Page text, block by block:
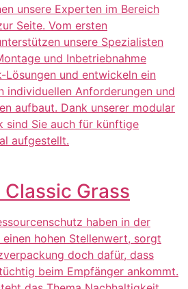
unsere Experten im Bereich
Seite. Vom ersten
unsere Spezialisten
und Inbetriebnahme
Lösungen und entwickeln ein
individuellen Anforderungen und
aufbaut. Dank unserer modular
sind Sie auch für künftige
aufgestellt.
Classic Grass
haben in der
hohen Stellenwert, sorgt
doch dafür, dass
beim Empfänger ankommt.